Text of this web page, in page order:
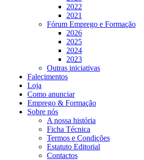
2022
2021
Fórum Emprego e Formação
2026
2025
2024
2023
Outras iniciativas
Falecimentos
Loja
Como anunciar
Emprego & Formação
Sobre nós
A nossa história
Ficha Técnica
Termos e Condições
Estatuto Editorial
Contactos